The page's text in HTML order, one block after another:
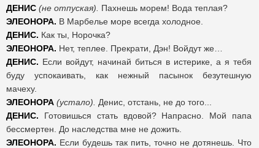
ДЕНИС (не отпуская).
Пахнешь морем! Вода теплая?
ЭЛЕОНОРА. В Марбелье море всегда холодное.
ДЕНИС. Как ты, Норочка?
ЭЛЕОНОРА. Нет, теплее. Прекрати, Дэн! Войдут же…
ДЕНИС. Если войдут, начинай биться в истерике, а я тебя
буду успокаивать, как нежный пасынок безутешную
мачеху.
ЭЛЕОНОРА (устало).
Денис, отстань, не до того...
ДЕНИС. Готовишься стать вдовой? Напрасно. Мой папа
бессмертен. До наследства мне не дожить.
ЭЛЕОНОРА. Если будешь так пить, точно не дотянешь. Что